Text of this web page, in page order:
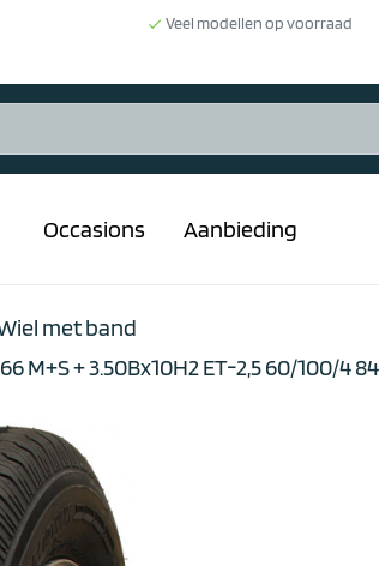
done Veel modellen op voorraad
Occasions Aanbieding
met band
M+S + 3.50Bx10H2 ET-2,5 60/100/4